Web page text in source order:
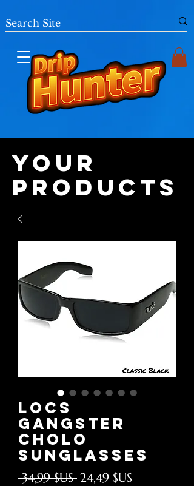
Your
Products
Locs
Gangster
Cholo
Sunglasses
34,99 $US Prix
24,49 $US